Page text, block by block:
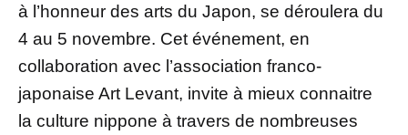
à l’honneur des arts du Japon, se déroulera du
4 au 5 novembre. Cet événement, en
collaboration avec l’association franco-
japonaise Art Levant, invite à mieux connaitre
la culture nippone à travers de nombreuses